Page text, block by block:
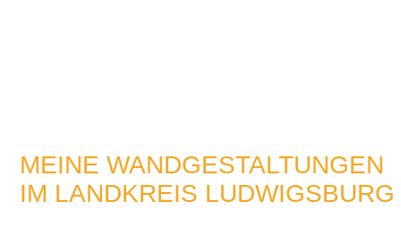
MEINE WANDGESTALTUNGEN
IM LANDKREIS LUDWIGSBURG